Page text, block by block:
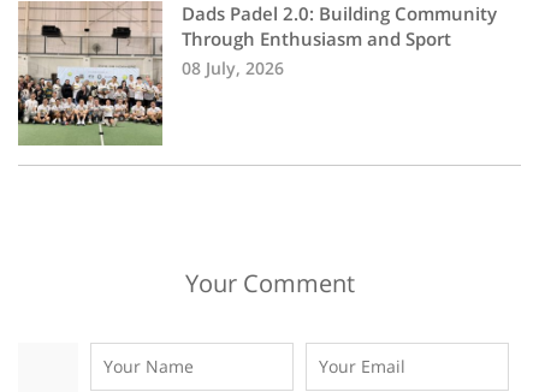
Dads Padel 2.0: Building Community
Through Enthusiasm and Sport
08 July, 2026
Your Comment